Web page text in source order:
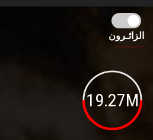
الزائـرون
19.27M